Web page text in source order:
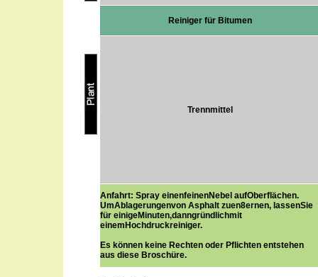
Reiniger für Bitumen
Trennmittel
Anfahrt: Spray einenfeinenNebel aufOberflächen.
UmAblagerungenvon Asphalt zuen8ernen, lassenSie
für einigeMinuten,danngründlichmit
einemHochdruckreiniger.
Es können keine Rechten oder Pflichten entstehen
aus diese Broschüre.